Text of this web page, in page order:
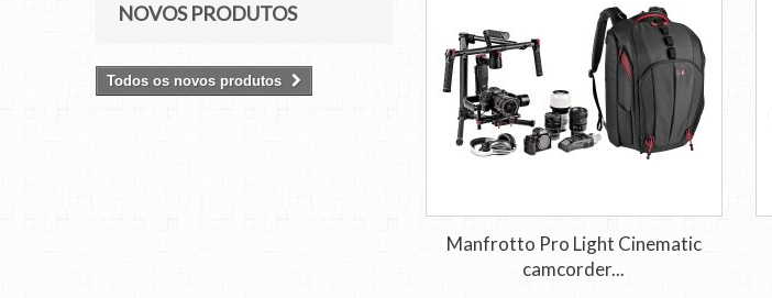
NOVOS PRODUTOS
Todos os novos produtos
Manfrotto Pro Light Cinematic
camcorder...